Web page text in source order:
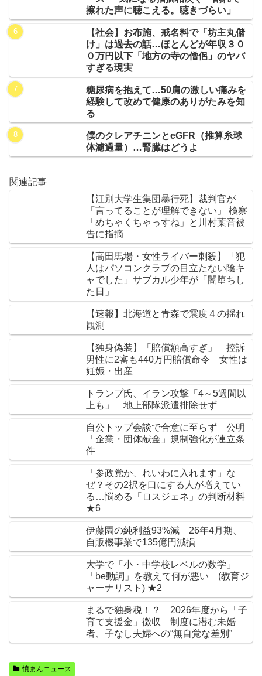
擦れた声に聴こえる。聴きづらい」
【社会】お布施、戒名料で「坊主丸儲
け」は過去の話…ほとんどが年収３０
０万円以下「地方の寺の僧侶」のヤバ
すぎる現実
糖尿病を抱えて…50肩の激しい痛みを
経験して改めて健康のありがたみを知
る
僕のクレアチニンとeGFR（推算糸球
体濾過量）…腎臓はどうよ
関連記事
【江別大学生集団暴行死】裁判官が
「言ってることが理解できない」 検察
「めちゃくちゃっすね」と川村葉音被
告に指摘
【高田馬場・女性ライバー刺殺】「犯
人はパソコンクラブの目立たない陰キ
ャでした」サブカル少年が「闇堕ちし
た日」
【速報】北海道と青森で震度４の揺れ
観測
【独身偽装】「賠償額高すぎ」 控訴
男性に2審も440万円賠償命令 女性は
妊娠・出産
トランプ氏、イラン攻撃「4～5週間以
上も」 地上部隊派遣排除せず
自公トップ会談で合意に至らず 公明
「企業・団体献金」規制強化が連立条
件
「参政党か、れいわに入れます」な
ぜ？その2択を口にする人が増えてい
る…悩める「ロスジェネ」の判断材料
★6
伊藤園の純利益93%減 26年4月期、
自販機事業で135億円減損
大学で「小・中学校レベルの数学」
「be動詞」を教えて何が悪い (教育ジ
ャーナリスト) ★2
まるで独身税！？ 2026年度から「子
育て支援金」徴収 制度に潜む未婚
者、子なし夫婦への“無自覚な差別”
憤まんニュース